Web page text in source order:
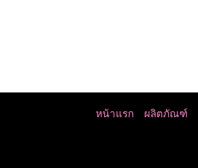
หน้าแรก ผลิตภัณฑ์